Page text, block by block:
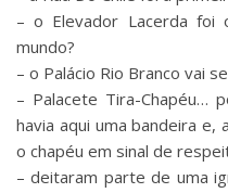
– o Elevador Lacerda foi
mundo?
– o Palácio Rio Branco vai
– Palacete Tira-Chapéu…
havia aqui uma bandeira
o chapéu em sinal de
– deitaram parte de uma